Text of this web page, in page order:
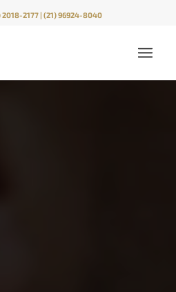
2018-2177 | (21) 96924-8040